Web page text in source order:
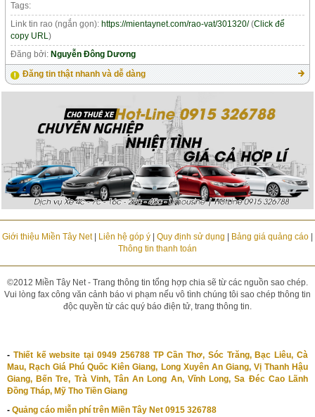
Tags:
Link tin rao (ngắn gọn): https://mientaynet.com/rao-vat/301320/(Click để
copy URL)
Đăng bởi: Nguyễn Đông Dương
Đăng tin thật nhanh và dễ dàng
Giới thiệu Miền Tây Net| Liên hệ góp ý| Quy định sử dụng Bảng giá quảng cáo|
Thông tin thanh toán
©2012 Miền Tây Net - Trang thông tin tổng hợp chia sẽ từ các nguồn sao chép.
Vui lòng fax công văn cảnh báo vi phạm nếu vô tình chúng tôi sao chép thông tin
độc quyền từ các quý báo điện tử, trang thông tin.
- Thiết kế website tại 0949 256788 TP Cần Thơ, Sóc Trăng, Bạc Liêu, Cà
Mau, Rạch Giá Phú Quốc Kiên Giang, Long Xuyên An Giang, Vị Thanh Hậu
Giang, Bến Tre, Trà Vinh, Tân An Long An, Vĩnh Long, Sa Đéc Cao Lãnh
Đồng Tháp, Mỹ Tho Tiền Giang
- Quảng cáo miễn phí trên Miền Tây Net 0915 326788